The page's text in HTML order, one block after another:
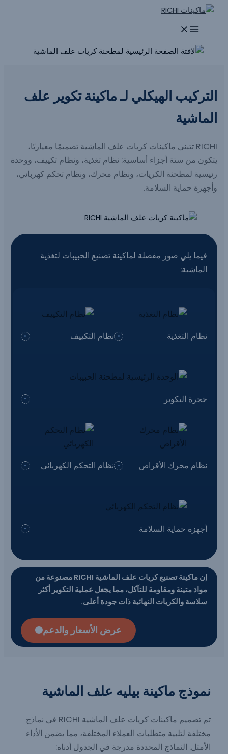
تخطي
التركيب الهيكلي لـماكينة تكوير علف
الماشية
RICHI تتبنى ماكينات كريات علف الماشية تصميمًا معياريًا،
يتكون من ستة أجزاء أساسية: نظام تغذية، ونظام تكييف، ووحدة
رئيسية لمطحنة الكريات، ونظام محرك، ونظام تحكم كهربائي،
وأجهزة حماية السلامة.
فيما يلي صور مفصلة لماكينة تصنيع الحبيبات لتغذية
الماشية:
نظام التغذية نظام التكييف
حجرة التكوير
نظام محرك الأقراص نظام التحكم الكهربائي
أجهزة حماية السلامة
إن ماكينة تصنيع كريات علف الماشية RICHI مصنوعة من
مواد متينة ومقاومة للتآكل، مما يجعل عملية التكوير أكثر
سلاسة والكريات النهائية ذات جودة أعلى.
عرض الأسعار والدعم
نموذج ماكينة بيليه علف الماشية
تم تصميم ماكينات كريات علف الماشية RICHI في نماذج
مختلفة لتلبية متطلبات العملاء المختلفة، مما يضمن الأداء
الأمثل. النماذج المحددة مدرجة في الجدول أدناه: